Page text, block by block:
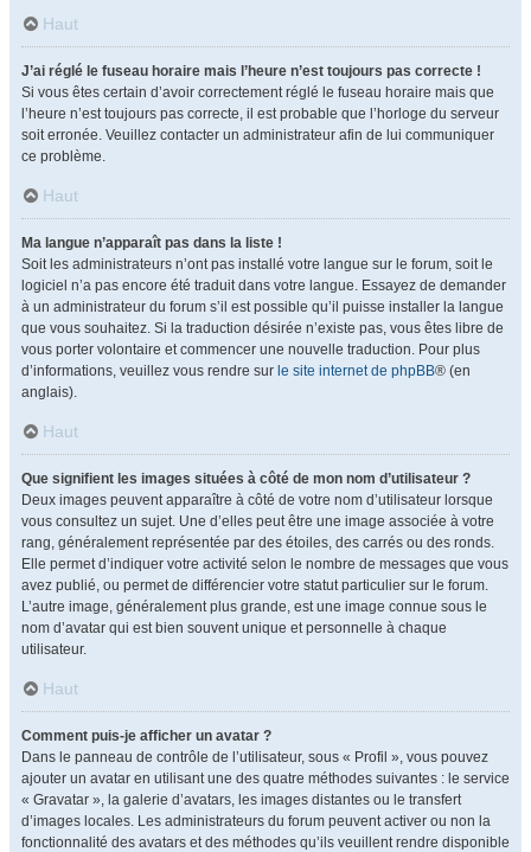
Haut
J’ai réglé le fuseau horaire mais l’heure n’est toujours pas correcte !
Si vous êtes certain d’avoir correctement réglé le fuseau horaire mais que
l’heure n’est toujours pas correcte, il est probable que l’horloge du serveur
soit erronée. Veuillez contacter un administrateur afin de lui communiquer
ce problème.
Haut
Ma langue n’apparaît pas dans la liste !
Soit les administrateurs n’ont pas installé votre langue sur le forum, soit le
logiciel n’a pas encore été traduit dans votre langue. Essayez de demander
à un administrateur du forum s’il est possible qu’il puisse installer la langue
que vous souhaitez. Si la traduction désirée n’existe pas, vous êtes libre de
vous porter volontaire et commencer une nouvelle traduction. Pour plus
d’informations, veuillez vous rendre sur le site internet de phpBB® (en
anglais).
Haut
Que signifient les images situées à côté de mon nom d’utilisateur ?
Deux images peuvent apparaître à côté de votre nom d’utilisateur lorsque
vous consultez un sujet. Une d’elles peut être une image associée à votre
rang, généralement représentée par des étoiles, des carrés ou des ronds.
Elle permet d’indiquer votre activité selon le nombre de messages que vous
avez publié, ou permet de différencier votre statut particulier sur le forum.
L’autre image, généralement plus grande, est une image connue sous le
nom d’avatar qui est bien souvent unique et personnelle à chaque
utilisateur.
Haut
Comment puis-je afficher un avatar ?
Dans le panneau de contrôle de l’utilisateur, sous « Profil », vous pouvez
ajouter un avatar en utilisant une des quatre méthodes suivantes : le service
« Gravatar », la galerie d’avatars, les images distantes ou le transfert
d’images locales. Les administrateurs du forum peuvent activer ou non la
fonctionnalité des avatars et des méthodes qu’ils veuillent rendre disponible